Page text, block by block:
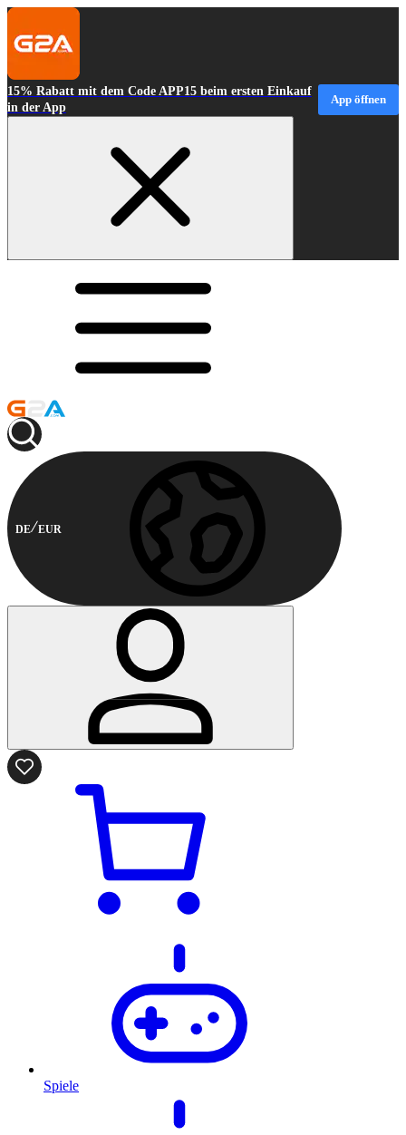
15% Rabatt mit dem Code APP15 beim ersten Einkauf
in der App
App öffnen
DE EUR
Spiele